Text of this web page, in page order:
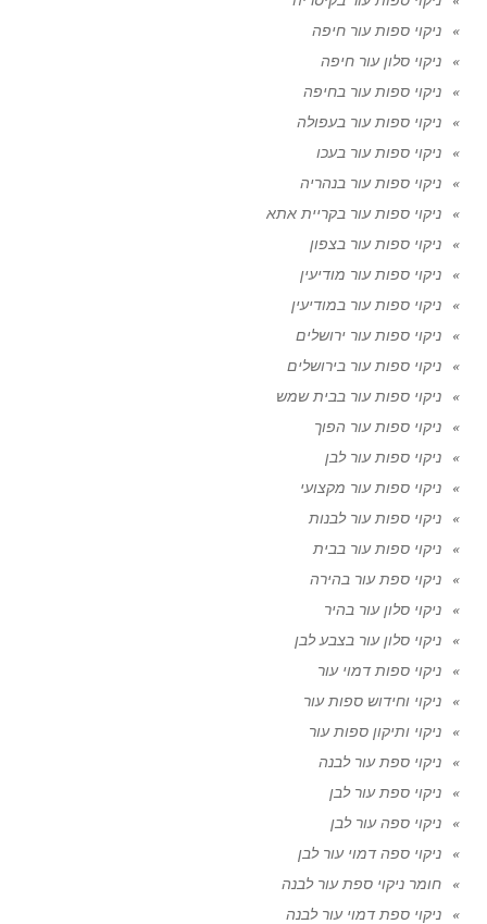
ניקוי ספות עור חיפה
ניקוי סלון עור חיפה
ניקוי ספות עור בחיפה
ניקוי ספות עור בעפולה
ניקוי ספות עור בעכו
ניקוי ספות עור בנהריה
ניקוי ספות עור בקריית אתא
ניקוי ספות עור בצפון
ניקוי ספות עור מודיעין
ניקוי ספות עור במודיעין
ניקוי ספות עור ירושלים
ניקוי ספות עור בירושלים
ניקוי ספות עור בבית שמש
ניקוי ספות עור הפוך
ניקוי ספות עור לבן
ניקוי ספות עור מקצועי
ניקוי ספות עור לבנות
ניקוי ספות עור בבית
ניקוי ספת עור בהירה
ניקוי סלון עור בהיר
ניקוי סלון עור בצבע לבן
ניקוי ספות דמוי עור
ניקוי וחידוש ספות עור
ניקוי ותיקון ספות עור
ניקוי ספת עור לבנה
ניקוי ספת עור לבן
ניקוי ספה עור לבן
ניקוי ספה דמוי עור לבן
חומר ניקוי ספת עור לבנה
ניקוי ספת דמוי עור לבנה